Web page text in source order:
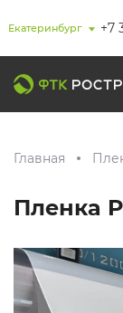
Екатеринбург +7
Главная
Пленка